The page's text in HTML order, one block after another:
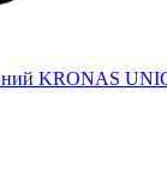
KRONAS